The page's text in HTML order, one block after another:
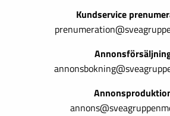
Kundservice